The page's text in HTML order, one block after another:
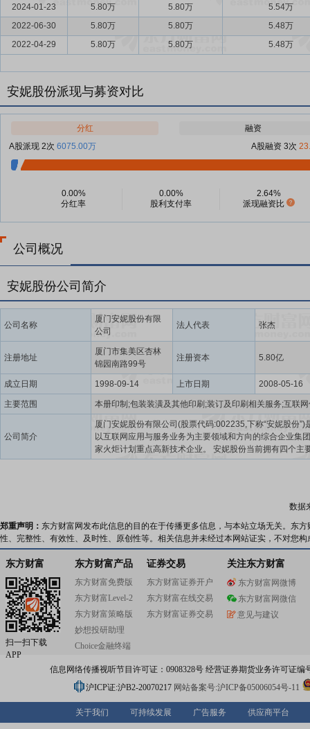
2024-01-23 5.80万 5.80万
5.54万
2022-06-30
5.80万 5.80万
5.48万
2022-04-29
5.80万 5.80万 5.48万
安妮股份派现与募资对比
分红
融资
A股派现 2次 6075.00万 A股融资 3次
0.00%
分红率
0.00%
股利支付率
2.64%
派现融资比
公司概况
安妮股份公司简介
公司名称
厦门安妮股份有限
公司
法人代表 张杰
注册地址
厦门市集美区杏林
锦园南路99号
注册资本 5.80亿
成立日期 1998-09-14 上市日期 2008-05-16
主要范围
公司简介
厦门安妮股份有限公司(股票代码:002235,下称“安妮股份”)
以互联网应用与服务业务为主要领域和方向的综合企业集
家火炬计划重点高新技术企业。 安妮股份当前拥有四个主要业务,
包括数字版权服务、数字营销服务、商务信息纸品营销服
“冰山模型”理论,并依此确立了以“版权家”为核心品牌,以“创
权、使用即授权、发现即维权”为核心业务的版权事业蓝图
安妮股份的版权家综合服务平台,以领先的产品和优质的服
场提供包括版权确权、版权维权、版权信息、版权交易、
产管理等在内的一站式服务。同时,公司还提供服务垂直市
平台(剧派)等。安妮股份是版权区块链联盟理事长单位,全
权假冒创新战略联盟的联席理事长单位,同时也是首都版权
盟和国家版权交易中心联盟等成员单位。安妮股份在服务
场的发展过程中,得到了包括国家版权局、中国版权保护中
国版权协会、全国反侵权假冒联盟等在内的政府和行业组
导与支持,也赢得了包括腾讯、阿里、京东、百度等同行与
化媒体运营、营销及内容IP的增值服务。公司通过专业的
析研究、高效的创意策划、完善的客户服务体系,为客户提
牌营销、公关传播策划等营销推广服务;通过在社会化媒体
积经验、工业化的IP孵化流程、流量资源的合理运用,为客
数据
郑重声明： 东方财富网发布此信息的目的在于传播更多信息，与本站立场无关。东
性、完整性、有效性、及时性、原创性等。相关信息并未经过本网站证实，不对您
东方财富
扫一扫下载
APP
东方财富产品
东方财富免费版
东方财富Level-2
东方财富策略版
妙想投研助理
Choice金融终端
证券交易
东方财富证券开户
东方财富在线交易
东方财富证券交易
关注东方财富
东方财富网微博
东方财富网微信
意见与建议
信息网络传播视听节目许可证：0908328号 经营证券期货业务许可证编
沪ICP证:沪B2-20070217 网站备案号:沪ICP备05006054号-11
关于我们 可持续发展 广告服务 供应商平台